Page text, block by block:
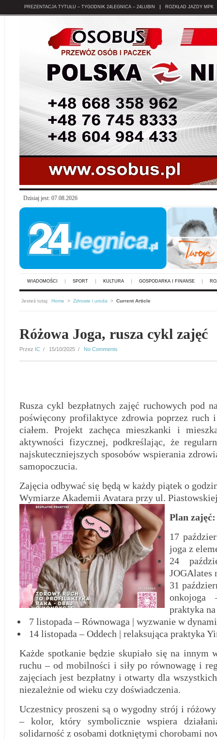
PREZENTACJA TYTUŁU – TYGODNIK 24LEGNICA – 24LUBIN ROZKŁAD JAZDY MPK
Dzisiaj jest: 07.08.2026
WIADOMOŚCI SPORT KULTURA GOSPODARKA I FINANSE
Jesteś tutaj: Home > Zdrowie i uroda > Current Article
Różowa Joga, rusza cykl zajęć
Przez IC / 15/10/2025 / No Comments
Rusza cykl bezpłatnych zajęć ruchowych pod
poświęcony profilaktyce zdrowia poprzez ruch
ciałem. Projekt zachęca mieszkanki i
aktywności fizycznej, podkreślając, że
najskuteczniejszych sposobów wspierania
samopoczucia.
Zajęcia odbywać się będą w każdy piątek o
Wymiarze Akademii Avatara przy ul.
Plan zajęć:
17
joga z
24
JOGAlates
31
onkojoga
praktyka na
7 listopada – Równowaga | wyzwanie w
14 listopada – Oddech | relaksująca praktyka
Każde spotkanie będzie skupiało się na innym
ruchu – od mobilności i siły po równowagę i
zajęciach jest bezpłatny i otwarty dla
niezależnie od wieku czy doświadczenia.
Uczestnicy proszeni są o wygodny strój i
– kolor, który symbolicznie wspiera
solidarność z osobami dotkniętymi chorobami